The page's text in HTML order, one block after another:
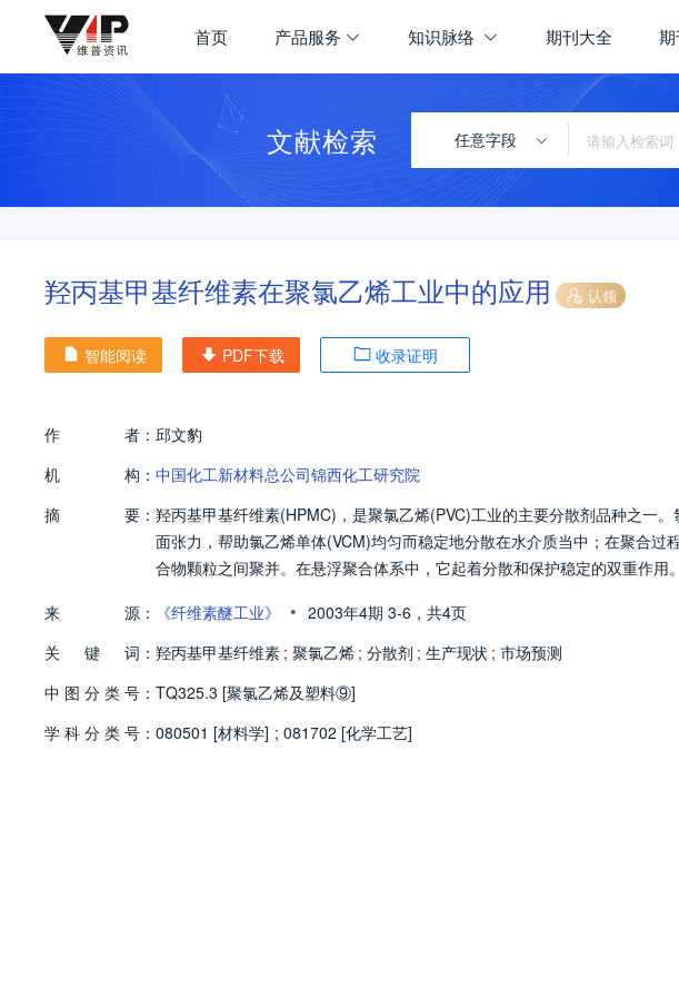
首页 产品服务 知识脉络 期刊大全
文献检索 任意字段
羟丙基甲基纤维素在聚氯乙烯工业中的应用 认领
智能阅读 PDF下载 收录证明
作 者： 邱文豹
机
构： 中国化工新材料总公司锦西化工研究院
摘
要： 羟丙基甲基纤维素(HPMC)，是聚氯乙烯(PVC)工业的主要分散剂品种之一
面张力，帮助氯乙烯单体(VCM)均匀而稳定地分散在水介质当中；在聚合过
合物颗粒之间聚并。在悬浮聚合体系中，它起着分散和保护稳定的双重作用。
来
源： 《纤维素醚工业》 • 2003年4期 3-6， 共4页
关
键 词： 羟丙基甲基纤维素 ; 聚氯乙烯 ; 分散剂 ; 生产现状 ; 市场预测
中 图 分 类 号： TQ325.3 [聚氯乙烯及塑料⑨]
学 科 分 类 号： 080501 [材料学] ; 081702 [化学工艺]